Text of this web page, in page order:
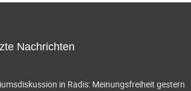
Nachrichten
in Radis: Meinungsfreiheit gestern